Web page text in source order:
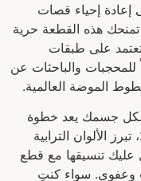
إعادة إحياء قصات
هذه القطعة حرية
على طبقات
للمحجبات والباحثات عن
الموضة العالمية.
جسمك يعد خطوة
لتعزيز ثقتك بنفسك. في عام 2026، تبرز الألوان الترابية
عليك تنسيقها مع قطع
وعفوي. سواء كنتِ